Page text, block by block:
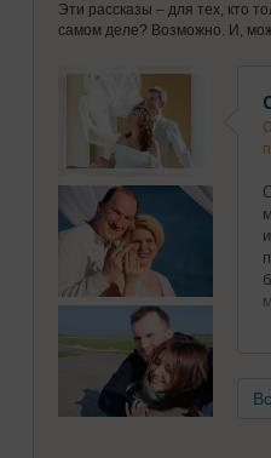
Эти рассказы – для тех, кто
самом деле? Возможно. И,